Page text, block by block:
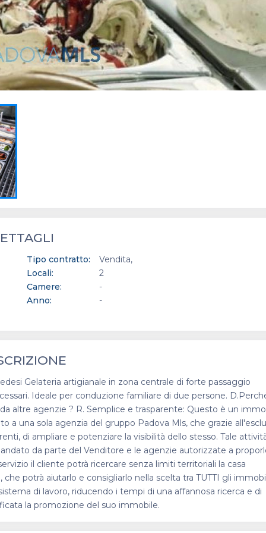
Tipo contratto:
Vendita
Locali:
2
Camere:
-
Anno:
-
Gelateria artigianale in zona centrale di forte passaggio
Ideale per conduzione familiare di due persone.
altre agenzie ? R. Semplice e trasparente: Questo è un
a una sola agenzia del gruppo Padova Mls, che grazie
di ampliare e potenziare la visibilità dello stesso. Tale
da parte del Venditore e le agenzie autorizzate a
il cliente potrà ricercare senza limiti territoriali la casa
potrà aiutarlo e consigliarlo nella scelta tra TUTTI gli
di lavoro, riducendo i tempi di una affannosa ricerca e di
la promozione del suo immobile.